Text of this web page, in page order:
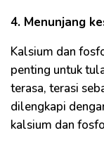
4. Menunjang
Kalsium dan
penting untuk
terasa, terasi
dilengkapi
kalsium dan